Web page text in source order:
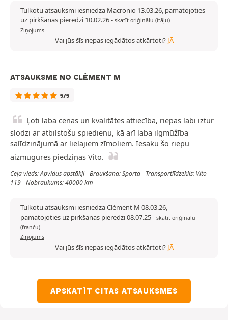
Tulkotu atsauksmi iesniedza Macronio 13.03.26, pamatojoties
uz pirkšanas pieredzi 10.02.26- skatīt oriģinālu (itāļu)
Ziņojums
Vai jūs šīs riepas iegādātos atkārtoti? JĀ
ATSAUKSME NO CLÉMENT M
5/5
Ļoti laba cenas un kvalitātes attiecība, riepas labi iztur
slodzi ar atbilstošu spiedienu, kā arī laba ilgmūžība
salīdzinājumā ar lielajiem zīmoliem. Iesaku šo riepu
aizmugures piedziņas Vito.
Ceļa vieds: Apvidus apstākļi - Braukšana: Sporta - Transportlīdzeklis: Vito
119 - Nobraukums: 40000 km
Tulkotu atsauksmi iesniedza Clément M 08.03.26,
pamatojoties uz pirkšanas pieredzi 08.07.25- skatīt oriģinālu
(franču)
Ziņojums
Vai jūs šīs riepas iegādātos atkārtoti? JĀ
APSKATĪT CITAS ATSAUKSMES